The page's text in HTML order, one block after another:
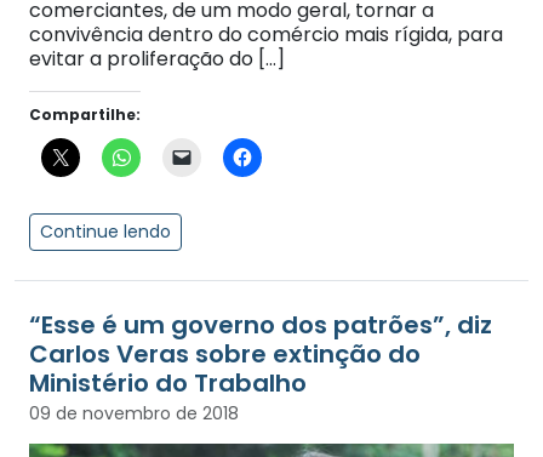
comerciantes, de um modo geral, tornar a
convivência dentro do comércio mais rígida, para
evitar a proliferação do […]
Compartilhe:
Continue lendo
“Esse é um governo dos patrões”, diz
Carlos Veras sobre extinção do
Ministério do Trabalho
09 de novembro de 2018